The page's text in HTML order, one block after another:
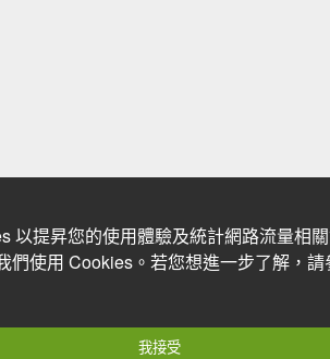
分享
以提昇您的使用體驗及統計網路流量相
們使用 Cookies。若您想進一步了解，
我接受